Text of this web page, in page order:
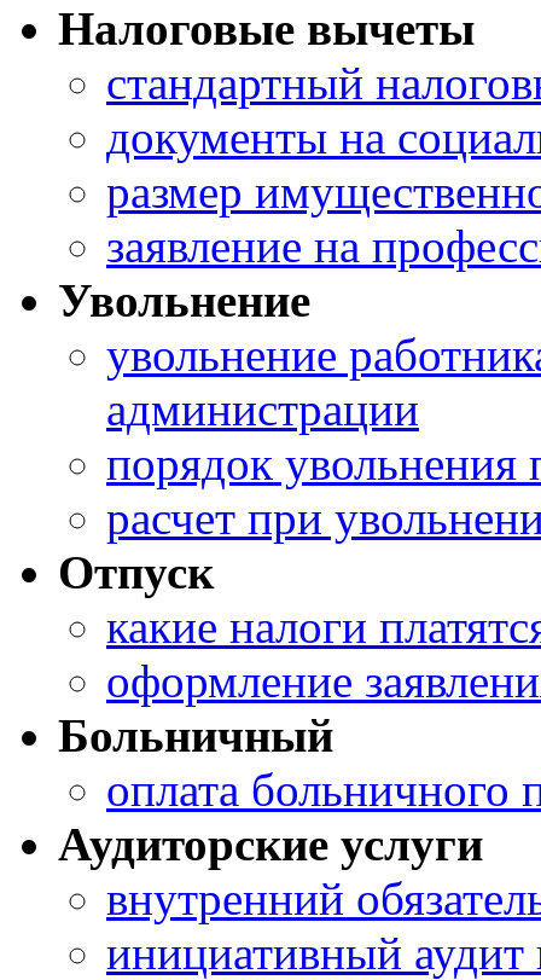
Налоговые вычеты
стандартный
документы на
размер
заявление на
Увольнение
увольнение
администрации
порядок
расчет при
Отпуск
какие налоги
оформление
Больничный
оплата больничного
Аудиторские услуги
внутренний
инициативный аудит